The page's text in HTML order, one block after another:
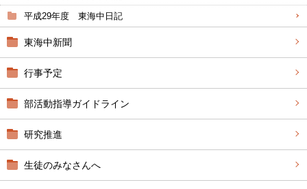
平成29年度 東海中日記
東海中新聞
行事予定
部活動指導ガイドライン
研究推進
生徒のみなさんへ